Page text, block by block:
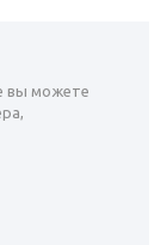
вы можете